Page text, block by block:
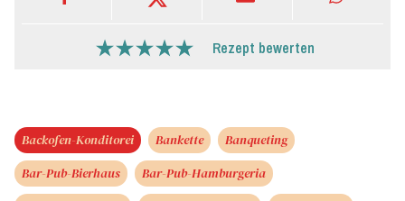
Rezept bewerten
Backofen-Konditorei Bankette
Banqueting
Bar-Pub-Bierhaus
Bar-Pub-Hamburgeria